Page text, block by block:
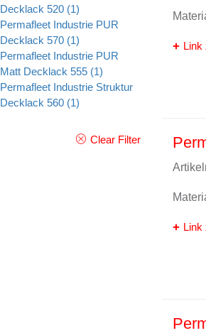
Decklack 520 (1)
Permafleet Industrie PUR
Decklack 570 (1)
Permafleet Industrie PUR
Matt Decklack 555 (1)
Permafleet Industrie Struktur
Decklack 560 (1)
Clear Filter
Link
Link